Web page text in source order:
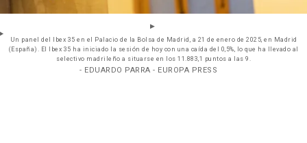
Un panel del Ibex 35 en el Palacio de la Bolsa de Madrid, a 21 de enero de 2025, en Madrid
(España). El Ibex 35 ha iniciado la sesión de hoy con una caída del 0,5%, lo que ha llevado al
selectivo madrileño a situarse en los 11.883,1 puntos a las 9.
- EDUARDO PARRA - EUROPA PRESS